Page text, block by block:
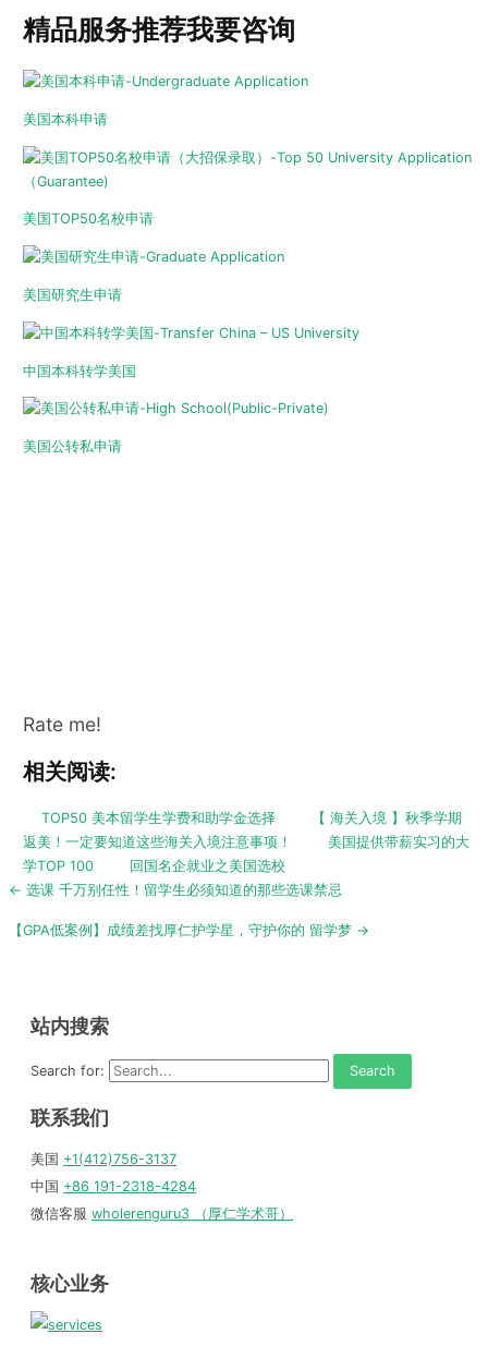
精品服务推荐我要咨询
美国本科申请
美国TOP50名校申请
美国研究生申请
中国本科转学美国
美国公转私申请
Rate me!
相关阅读:
TOP50 美本留学生学费和助学金选择
【 海关入境 】秋季学期
返美！一定要知道这些海关入境注意事项！
美国提供带薪实习的大
学TOP 100
回国名企就业之美国选校
Post
← 选课 千万别任性！留学生必须知道的那些选课禁忌
【GPA低案例】成绩差找厚仁护学星，守护你的 留学梦 →
站内搜索
Search for:
联系我们
美国 +1(412)756-3137
中国 +86 191-2318-4284
微信客服 wholerenguru3 （厚仁学术哥）
核心业务